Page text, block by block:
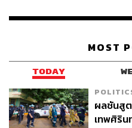
MOST
TODAY
ผลชันสู
เทพศิริน